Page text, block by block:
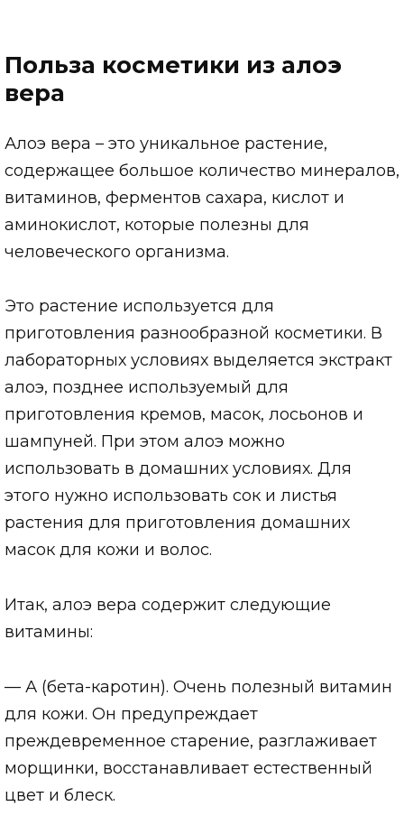
Польза косметики из алоэ
вера
Алоэ вера – это уникальное растение,
содержащее большое количество минералов,
витаминов, ферментов сахара, кислот и
аминокислот, которые полезны для
человеческого организма.
Это растение используется для
приготовления разнообразной косметики. В
лабораторных условиях выделяется экстракт
алоэ, позднее используемый для
приготовления кремов, масок, лосьонов и
шампуней. При этом алоэ можно
использовать в домашних условиях. Для
этого нужно использовать сок и листья
растения для приготовления домашних
масок для кожи и волос.
Итак, алоэ вера содержит следующие
витамины:
— А (бета-каротин). Очень полезный витамин
для кожи. Он предупреждает
преждевременное старение, разглаживает
морщинки, восстанавливает естественный
цвет и блеск.